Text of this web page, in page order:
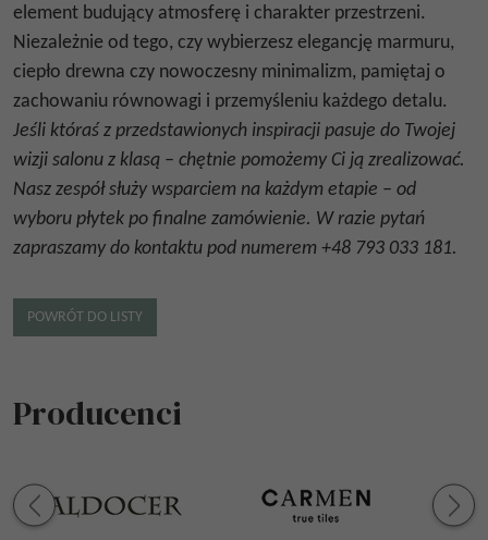
element budujący atmosferę i charakter przestrzeni.
Niezależnie od tego, czy wybierzesz elegancję marmuru,
ciepło drewna czy nowoczesny minimalizm, pamiętaj o
zachowaniu równowagi i przemyśleniu każdego detalu.
Jeśli któraś z przedstawionych inspiracji pasuje do Twojej
wizji salonu z klasą – chętnie pomożemy Ci ją zrealizować.
Nasz zespół służy wsparciem na każdym etapie – od
wyboru płytek po finalne zamówienie. W razie pytań
zapraszamy do kontaktu pod numerem +48 793 033 181.
POWRÓT DO LISTY
Producenci